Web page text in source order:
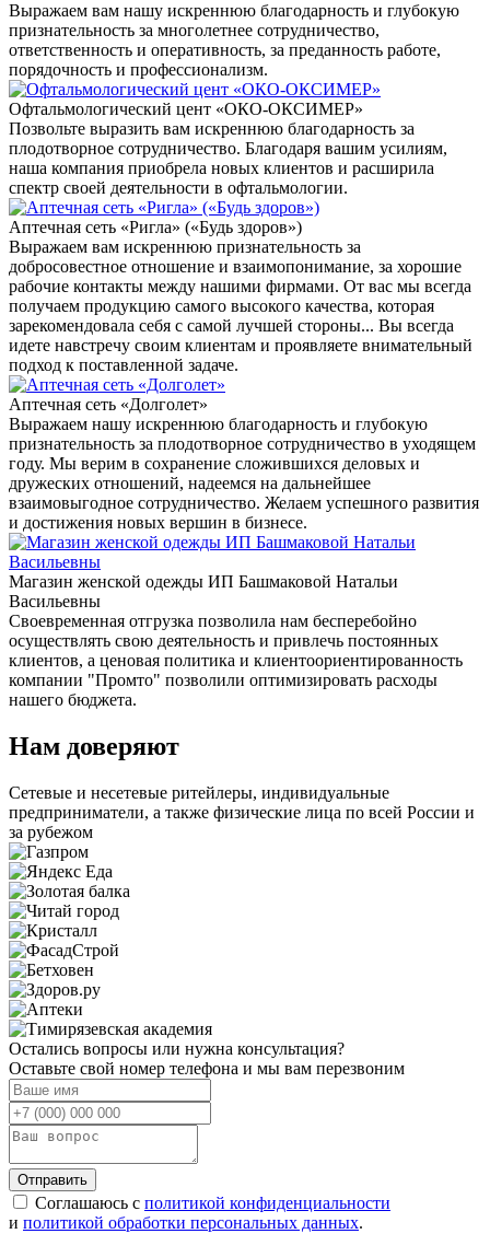
Выражаем вам нашу искреннюю благодарность и глубокую
признательность за многолетнее сотрудничество,
ответственность и оперативность, за преданность работе,
порядочность и профессионализм.
Офтальмологический цент «ОКО-ОКСИМЕР»
Позвольте выразить вам искреннюю благодарность за
плодотворное сотрудничество. Благодаря вашим усилиям,
наша компания приобрела новых клиентов и расширила
спектр своей деятельности в офтальмологии.
Аптечная сеть «Ригла» («Будь здоров»)
Выражаем вам искреннюю признательность за
добросовестное отношение и взаимопонимание, за хорошие
рабочие контакты между нашими фирмами. От вас мы всегда
получаем продукцию самого высокого качества, которая
зарекомендовала себя с самой лучшей стороны... Вы всегда
идете навстречу своим клиентам и проявляете внимательный
подход к поставленной задаче.
Аптечная сеть «Долголет»
Выражаем нашу искреннюю благодарность и глубокую
признательность за плодотворное сотрудничество в уходящем
году. Мы верим в сохранение сложившихся деловых и
дружеских отношений, надеемся на дальнейшее
взаимовыгодное сотрудничество. Желаем успешного развития
и достижения новых вершин в бизнесе.
Магазин женской одежды ИП Башмаковой Натальи
Васильевны
Своевременная отгрузка позволила нам бесперебойно
осуществлять свою деятельность и привлечь постоянных
клиентов, а ценовая политика и клиентоориентированность
компании "Промто" позволили оптимизировать расходы
нашего бюджета.
Нам доверяют
Сетевые и несетевые ритейлеры, индивидуальные
предприниматели, а также физические лица по всей России и
за рубежом
Остались вопросы или нужна консультация?
Оставьте свой номер телефона и мы вам перезвоним
Отправить
Соглашаюсь с политикой конфиденциальности
и политикой обработки персональных данных.